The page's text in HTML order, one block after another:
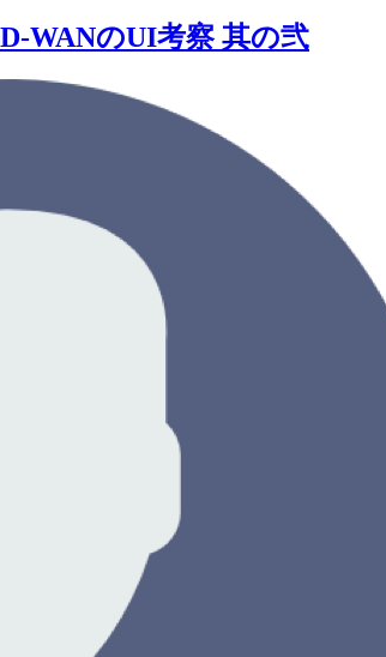
WANのUI考察 其の弐